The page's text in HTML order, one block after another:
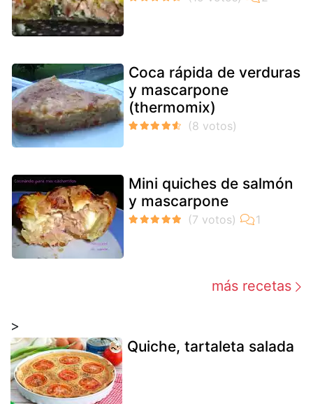
Coca rápida de verduras
y mascarpone
(thermomix)
Mini quiches de salmón
y mascarpone
más recetas
>
Quiche, tartaleta salada